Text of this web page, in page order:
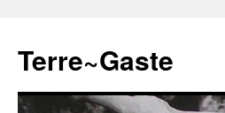
contenu
Terre~Gaste